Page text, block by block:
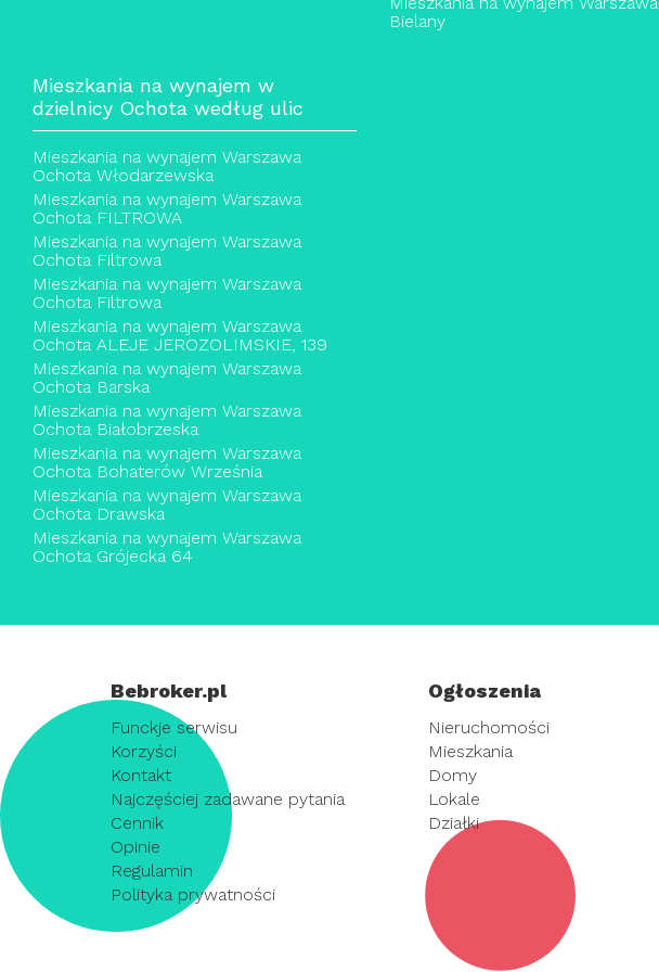
Bielany
Mieszkania na wynajem w
dzielnicy Ochota według ulic
Mieszkania na wynajem Warszawa
Ochota Włodarzewska
Mieszkania na wynajem Warszawa
Ochota FILTROWA
Mieszkania na wynajem Warszawa
Ochota Filtrowa
Mieszkania na wynajem Warszawa
Ochota Filtrowa
Mieszkania na wynajem Warszawa
Ochota ALEJE JEROZOLIMSKIE, 139
Mieszkania na wynajem Warszawa
Ochota Barska
Mieszkania na wynajem Warszawa
Ochota Białobrzeska
Mieszkania na wynajem Warszawa
Ochota Bohaterów Września
Mieszkania na wynajem Warszawa
Ochota Drawska
Mieszkania na wynajem Warszawa
Ochota Grójecka 64
Bebroker.pl
Funckje serwisu
Korzyści
Kontakt
Najczęściej zadawane pytania
Cennik
Opinie
Regulamin
Polityka prywatności
Ogłoszenia
Nieruchomości
Mieszkania
Domy
Lokale
Działki